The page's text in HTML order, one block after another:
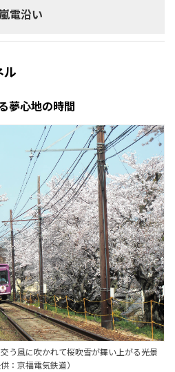
電沿い
ル
夢心地の時間
う風に吹かれて桜吹雪が舞い上がる光景
：京福電気鉄道）